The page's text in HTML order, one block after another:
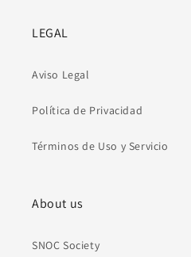
LEGAL
Aviso Legal
Política de Privacidad
Términos de Uso y Servicio
About us
SNOC Society